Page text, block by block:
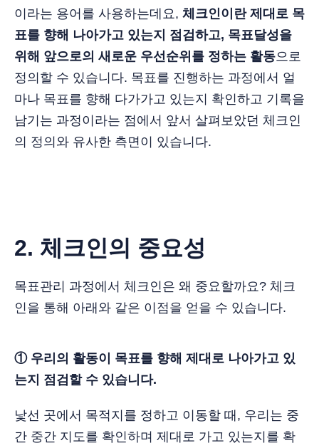
이라는 용어를 사용하는데요, 체크인이란 제대로 목
표를 향해 나아가고 있는지 점검하고, 목표달성을
위해 앞으로의 새로운 우선순위를 정하는 활동으로
정의할 수 있습니다. 목표를 진행하는 과정에서 얼
마나 목표를 향해 다가가고 있는지 확인하고 기록을
남기는 과정이라는 점에서 앞서 살펴보았던 체크인
의 정의와 유사한 측면이 있습니다.
2. 체크인의 중요성
목표관리 과정에서 체크인은 왜 중요할까요? 체크
인을 통해 아래와 같은 이점을 얻을 수 있습니다.
① 우리의 활동이 목표를 향해 제대로 나아가고 있
는지 점검할 수 있습니다.
낯선 곳에서 목적지를 정하고 이동할 때, 우리는 중
간 중간 지도를 확인하며 제대로 가고 있는지를 확